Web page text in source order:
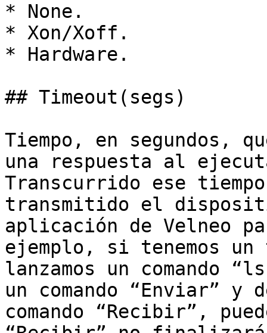
* None.
* Xon/Xoff.
* Hardware.
## Timeout(segs)
Tiempo, en segundos,
una respuesta al
Transcurrido ese
transmitido el
aplicación de Velneo
ejemplo, si tenemos un
lanzamos un comando
un comando “Enviar” y
comando “Recibir”,